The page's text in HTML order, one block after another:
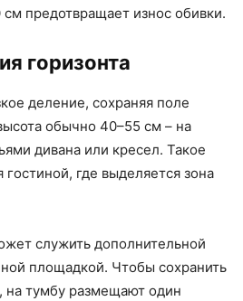
см предотвращает износ обивки.
горизонта
деление, сохраняя поле
обычно 40–55 см – на
дивана или кресел. Такое
где выделяется зона
служить дополнительной
площадкой. Чтобы сохранить
на тумбу размещают один